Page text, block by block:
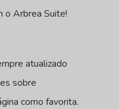
o Arbrea Suite!
atualizado
sobre
como favorita.